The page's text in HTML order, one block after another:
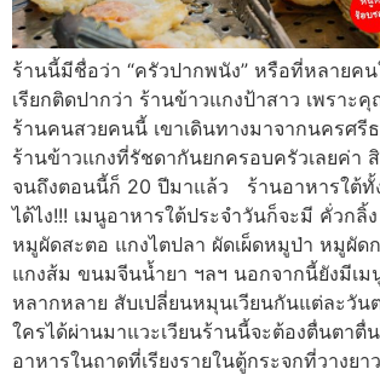
ร้านนี้มีชื่อว่า “ครัวปากพนัง” หรือที่หลายค
เรียกติดปากว่า ร้านข้าวแกงป้าสาว เพราะ
ร้านคนสวยคนนี้ เขาเดินทางมาจากนครศรี
ร้านข้าวแกงที่รัชดากันยกครอบครัวเลยค่า สิ
จนถึงตอนนี้ก็ 20 ปีมาแล้ว ร้านอาหารใต้ทั้
ได้ไง!!! เมนูอาหารใต้ประจำวันก็จะมี คั่วกลิ้
หมูผัดสะตอ แกงไตปลา ผัดเผ็ดหมูป่า หมูผัด
แกงส้ม ขนมจีนน้ำยา ฯลฯ นอกจากนี้ยังมีเม
หลากหลาย สับเปลี่ยนหมุนเวียนกันแต่ละวั
ใครได้ผ่านมาแวะเวียนร้านนี้จะต้องตื่นตาตื่
อาหารในถาดที่เรียงรายในตู้กระจกที่วางย